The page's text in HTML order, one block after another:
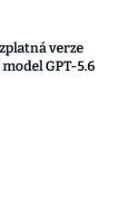
verze
GPT-5.6